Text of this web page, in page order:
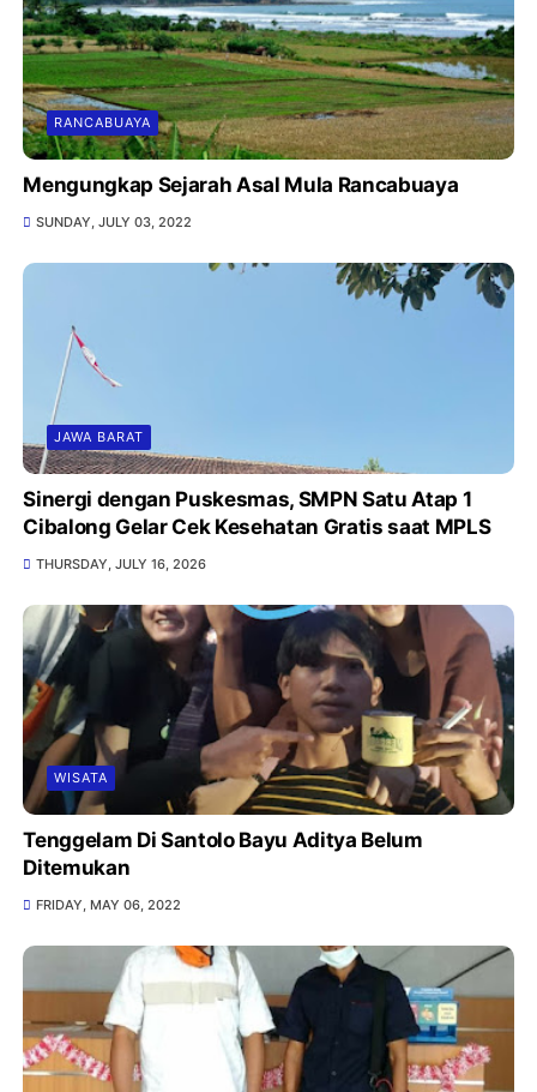
RANCABUAYA
Mengungkap Sejarah Asal Mula Rancabuaya
SUNDAY, JULY 03, 2022
JAWA BARAT
Sinergi dengan Puskesmas, SMPN Satu Atap 1
Cibalong Gelar Cek Kesehatan Gratis saat MPLS
THURSDAY, JULY 16, 2026
WISATA
Tenggelam Di Santolo Bayu Aditya Belum
Ditemukan
FRIDAY, MAY 06, 2022